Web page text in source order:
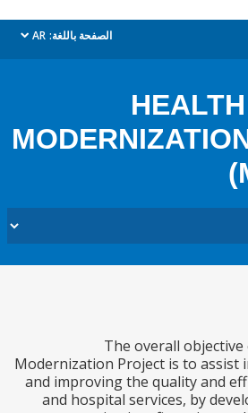
الصفحة باللغة: AR
dropdown
The overall
Modernization Project is to
and improving the quality
and hospital services,